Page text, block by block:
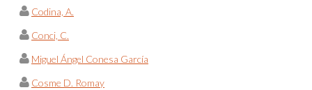
Codina, A.
Conci, C.
Miguel Ángel Conesa García
Cosme D. Romay